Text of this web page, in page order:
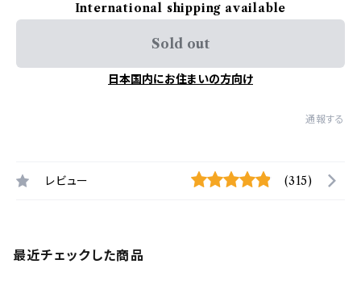
International shipping available
Sold out
日本国内にお住まいの方向け
通報する
レビュー (315)
最近チェックした商品